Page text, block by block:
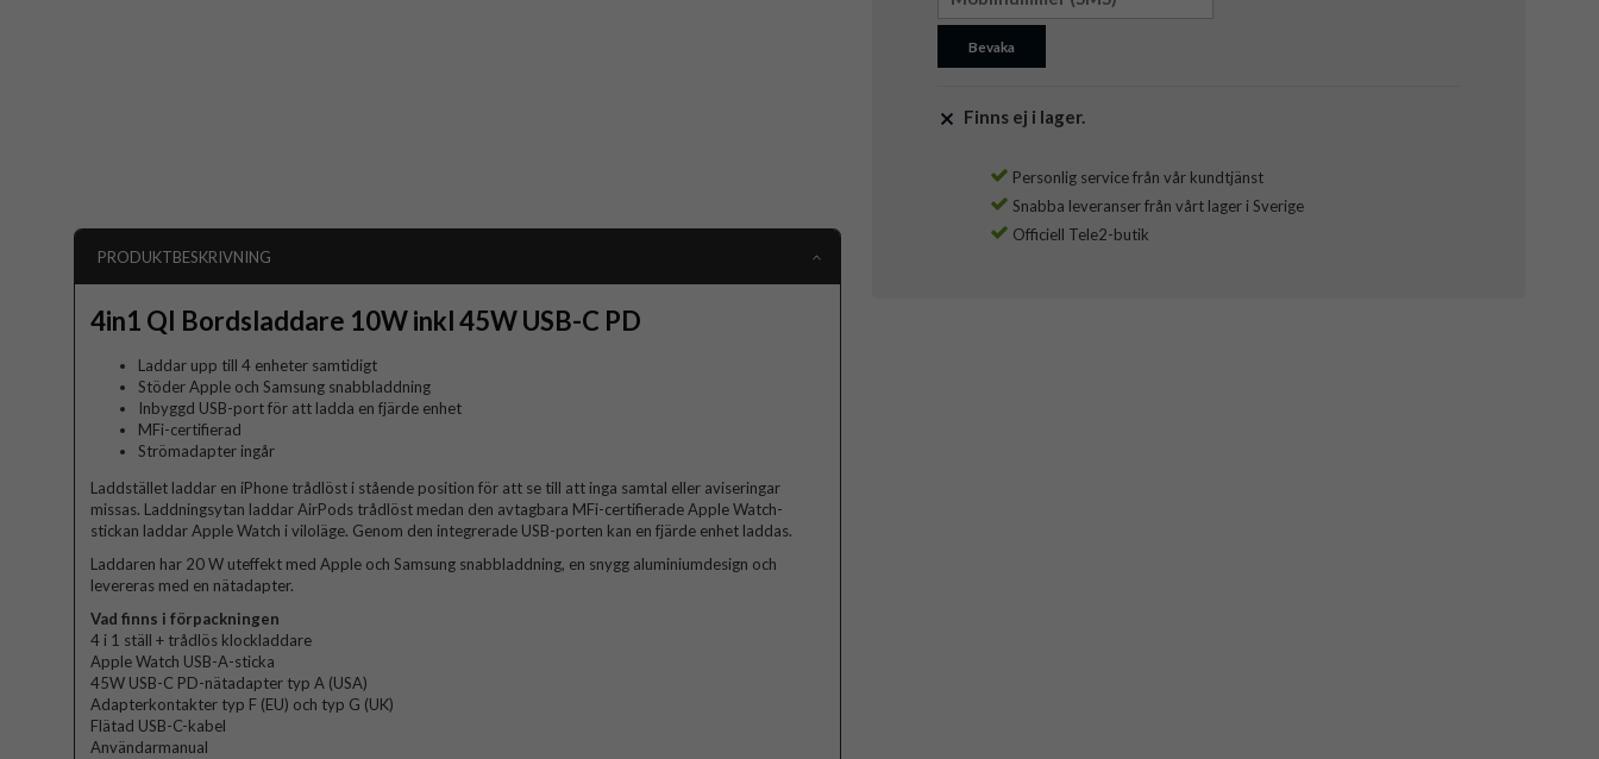
Bevaka
Finns ej i lager.
Personlig service från vår kundtjänst
Snabba leveranser från vårt lager i Sverige
Officiell Tele2-butik
PRODUKTBESKRIVNING
4in1 QI Bordsladdare 10W inkl 45W USB-C PD
Laddar upp till 4 enheter samtidigt
Stöder Apple och Samsung snabbladdning
Inbyggd USB-port för att ladda en fjärde enhet
MFi-certifierad
Strömadapter ingår
Laddstället laddar en iPhone trådlöst i stående position för att se till att inga samtal eller aviseringar
missas. Laddningsytan laddar AirPods trådlöst medan den avtagbara MFi-certifierade Apple Watch-
stickan laddar Apple Watch i viloläge. Genom den integrerade USB-porten kan en fjärde enhet laddas.
Laddaren har 20 W uteffekt med Apple och Samsung snabbladdning, en snygg aluminiumdesign och
levereras med en nätadapter.
Vad finns i förpackningen
4 i 1 ställ + trådlös klockladdare
Apple Watch USB-A-sticka
45W USB-C PD-nätadapter typ A (USA)
Adapterkontakter typ F (EU) och typ G (UK)
Flätad USB-C-kabel
Användarmanual